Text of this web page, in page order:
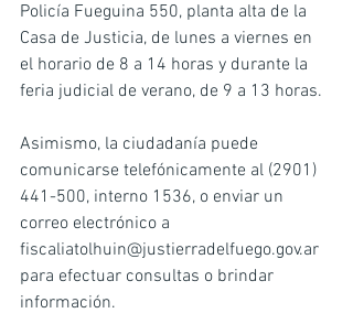
Policía Fueguina 550, planta alta de la
Casa de Justicia, de lunes a viernes en
el horario de 8 a 14 horas y durante la
feria judicial de verano, de 9 a 13 horas.
Asimismo, la ciudadanía puede
comunicarse telefónicamente al (2901)
441-500, interno 1536, o enviar un
correo electrónico a
fiscaliatolhuin@justierradelfuego.gov.ar
para efectuar consultas o brindar
información.